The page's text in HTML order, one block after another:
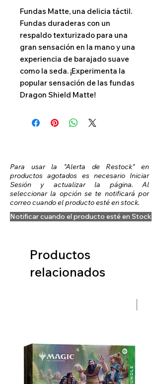
Fundas Matte, una delicia táctil.
Fundas duraderas con un
respaldo texturizado para una
gran sensación en la mano y una
experiencia de barajado suave
como la seda. ¡Experimenta la
popular sensación de las fundas
Dragon Shield Matte!
Para usar la "Alerta de Restock" en
productos agotados es necesario Iniciar
Sesión y actualizar la página. Al
seleccionar la opción se te notificará por
correo cuando el producto esté en stock.
Notificar cuando el producto esté en Stock
Productos
relacionados